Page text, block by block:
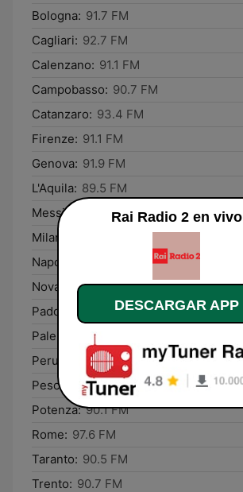
Bologna: 91.7 FM
Cagliari: 92.7 FM
Calenzano: 91.1 FM
Campobasso: 90.7 FM
Catanzaro: 93.4 FM
Firenze: 91.1 FM
Genova: 91.9 FM
L'Aquila: 89.5 FM
Messina:
90.2 FM
Milano:
Napoli:
Novara:
97.4 FM
Padova:
89.0 FM
Palermo:
96.9 FM
Perugia:
91.4 FM
Pescara:
94.3 FM
Potenza: 90.1 FM
Rome: 97.6 FM
Taranto: 90.5 FM
Trento: 90.7 FM
Rai Radio 2 en vivo
DESCARGAR APP